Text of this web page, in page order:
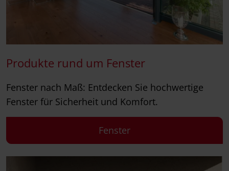
Produkte rund um Fenster
Fenster nach Maß: Entdecken Sie hochwertige
Fenster für Sicherheit und Komfort.
Fenster